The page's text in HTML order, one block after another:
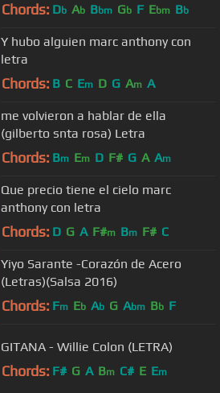
Chords: Db Ab Bbm Gb F Ebm Bb
Y hubo alguien marc anthony con
letra
Chords: B C Em D G Am A
me volvieron a hablar de ella
(gilberto snta rosa) Letra
Chords: Bm Em D F# G A Am
Que precio tiene el cielo marc
anthony con letra
Chords: D G A F#m Bm F# C
Yiyo Sarante -Corazón de Acero
(Letras)(Salsa 2016)
Chords: Fm Eb Ab G Abm Bb F
GITANA - Willie Colon (LETRA)
Chords: F# G A Bm C# E Em